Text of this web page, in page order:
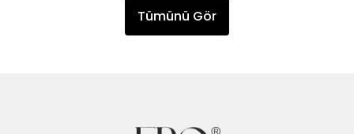
Tümünü Gör